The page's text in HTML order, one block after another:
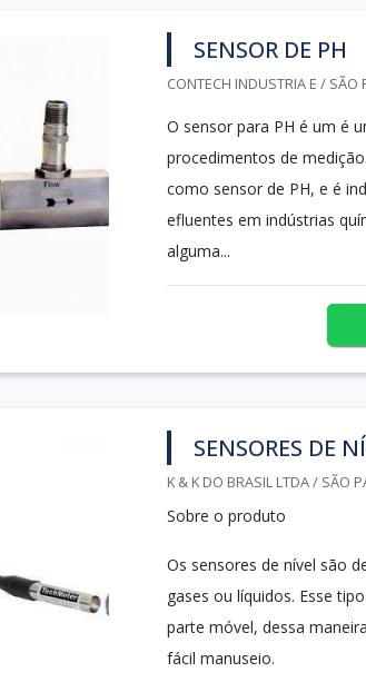
SENSOR DE PH
CONTECH INDUSTRIA E / SÃO
O sensor para PH é um é
procedimentos de
como sensor de PH, e é
efluentes em indústrias
alguma...
SENSORES DE
K & K DO BRASIL LTDA / SÃO
Sobre o produto
Os sensores de nível são
gases ou líquidos. Esse
parte móvel, dessa
fácil manuseio.